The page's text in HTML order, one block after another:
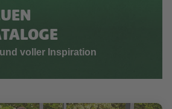
voller Inspiration